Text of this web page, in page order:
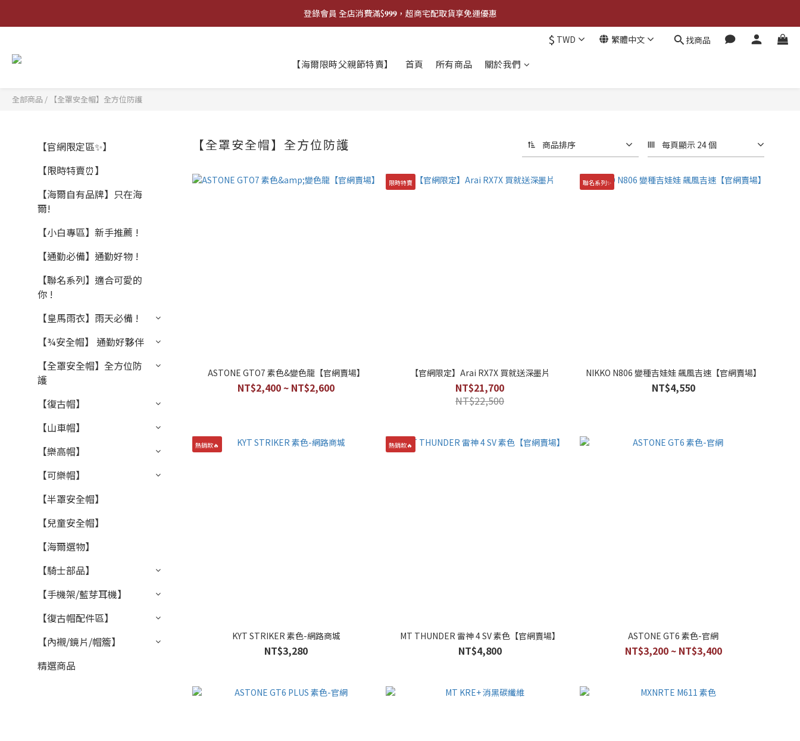
登錄會員 全店消費滿$𝟗𝟗𝟗，超商宅配取貨享免運優惠
登錄會員 全店消費滿$𝟗𝟗𝟗，超商宅配取貨享免運優惠
🔥商品庫存變動快速，請先詢問在下單唷!🔥
$ TWD 繁體中文 找商品
【海爾限時父親節特賣】 首頁 所有商品 關於我們
全部商品 / 【全罩安全帽】全方位防護
【官網限定區✨】
【限時特賣⏰】
【海爾自有品牌】只在海
爾!
【小白專區】新手推薦 !
【通勤必備】通勤好物 !
【聯名系列】適合可愛的
你 !
【皇馬雨衣】雨天必備 !
【¾安全帽】 通勤好夥伴
【全罩安全帽】全方位防
護
【復古帽】
【山車帽】
【樂高帽】
【可樂帽】
【半罩安全帽】
【兒童安全帽】
【海爾選物】
【騎士部品】
【手機架/藍芽耳機】
【復古帽配件區】
【內襯/鏡片/帽簷】
精選商品
【全罩安全帽】全方位防護 商品排序 每頁顯示 24 個
ASTONE GTO7 素色&變色龍【官網賣場】
NT$2,400 ~ NT$2,600
限時特賣
【官網限定】Arai RX7X 買就送深墨片
NT$21,700
NT$22,500
聯名系列✨
NIKKO N806 變種吉娃娃 飆風吉速【官網賣場】
NT$4,550
熱銷款🔥
KYT STRIKER 素色-網路商城
NT$3,280
熱銷款🔥
MT THUNDER 雷神 4 SV 素色【官網賣場】
NT$4,800
ASTONE GT6 素色-官網
NT$3,200 ~ NT$3,400